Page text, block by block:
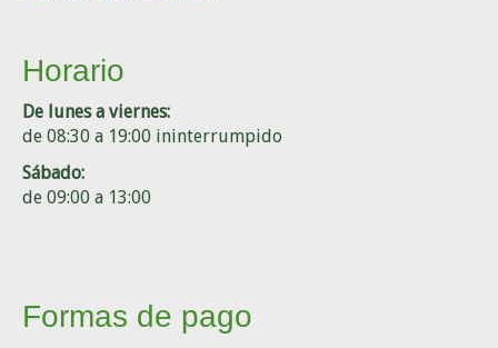
Horario
De lunes a viernes:
de 08:30 a 19:00 ininterrumpido
Sábado:
de 09:00 a 13:00
Formas de pago